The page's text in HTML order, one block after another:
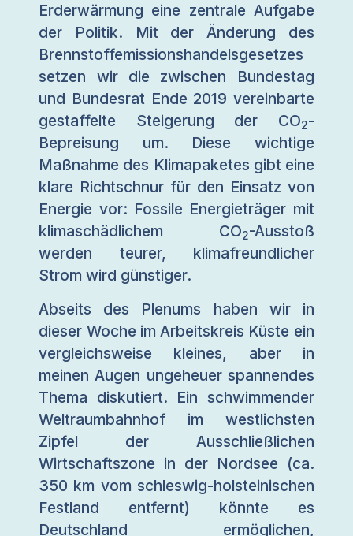
Erderwärmung eine zentrale Aufgabe
der Politik. Mit der Änderung des
Brennstoffemissionshandelsgesetzes
setzen wir die zwischen Bundestag
und Bundesrat Ende 2019 vereinbarte
gestaffelte Steigerung der CO2-
Bepreisung um. Diese wichtige
Maßnahme des Klimapaketes gibt eine
klare Richtschnur für den Einsatz von
Energie vor: Fossile Energieträger mit
klimaschädlichem CO2-Ausstoß
werden teurer, klimafreundlicher
Strom wird günstiger.
Abseits des Plenums haben wir in
dieser Woche im Arbeitskreis Küste ein
vergleichsweise kleines, aber in
meinen Augen ungeheuer spannendes
Thema diskutiert. Ein schwimmender
Weltraumbahnhof im westlichsten
Zipfel der Ausschließlichen
Wirtschaftszone in der Nordsee (ca.
350 km vom schleswig-holsteinischen
Festland entfernt) könnte es
Deutschland ermöglichen,